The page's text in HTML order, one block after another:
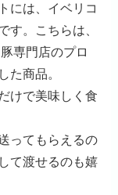
には、イベリコ
す。こちらは、
専門店のプロ
た商品。
けで美味しく食
ってもらえるの
て渡せるのも嬉